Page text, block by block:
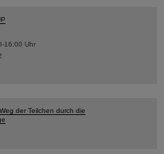
16:00 Uhr
der Teilchen durch die